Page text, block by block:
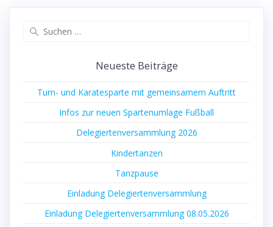
Neu­es­te Beiträge
Turn- und Kara­te­spar­te mit gemein­sa­mem Auftritt
Infos zur neu­en Spar­ten­um­la­ge Fußball
Dele­gier­ten­ver­samm­lung 2026
Kin­der­tan­zen
Tanz­pau­se
Ein­la­dung Delegiertenversammlung
Ein­la­dung Dele­gier­ten­ver­samm­lung 08.05.2026